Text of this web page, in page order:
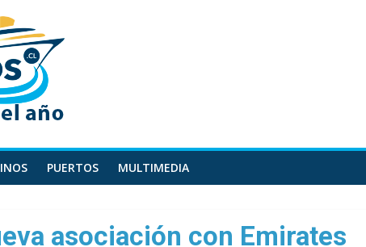
PUERTOS MULTIMEDIA
asociación con Emirates